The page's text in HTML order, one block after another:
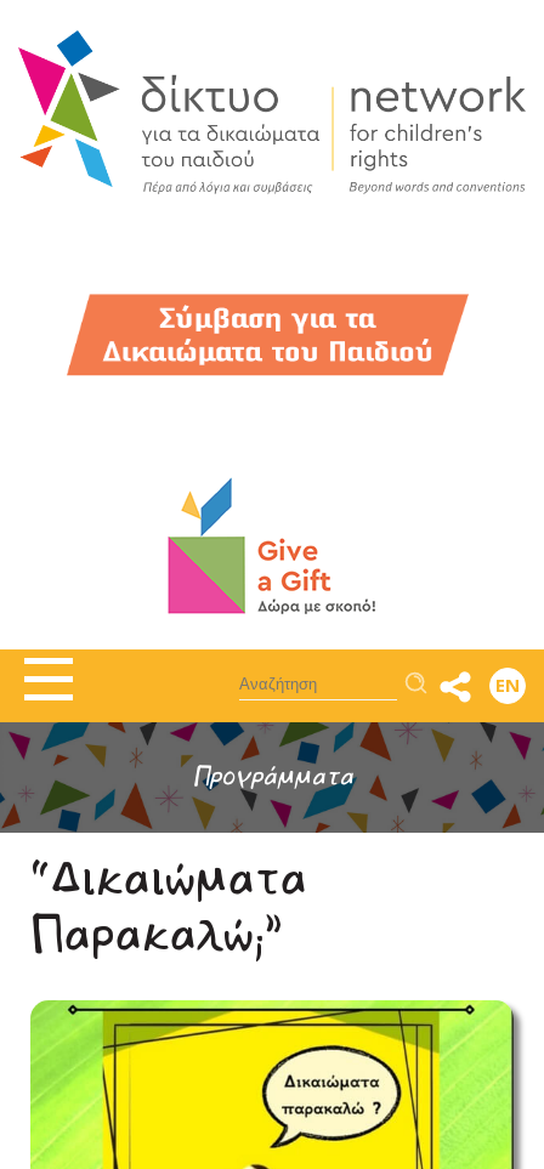
Αναζήτηση EN
Προγράμματα
“Δικαιώματα
Παρακαλώ;”